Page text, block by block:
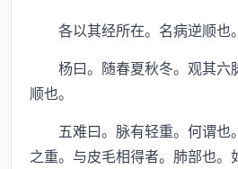
各以其经所在。名病逆顺也。
杨曰。随春夏秋冬。观其六
顺也。
五难曰。脉有轻重。何谓也
之重。与皮毛相得者。肺部也。